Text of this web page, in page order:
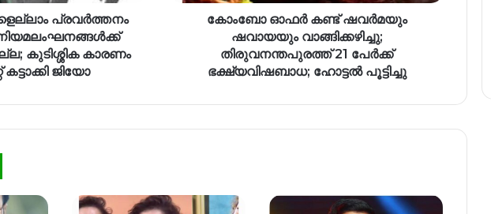
പ്രവർത്തനം
കുടിശ്ശിക കാരണം
ജിയോ
കോംബോ ഓഫർ കണ്ട് ഷവർമയും
ഷവായയും വാങ്ങിക്കഴിച്ചു;
തിരുവനന്തപുരത്ത് 21 പേർക്ക്
ഭക്ഷ്യവിഷബാധ; ഹോട്ടൽ പൂട്ടിച്ചു